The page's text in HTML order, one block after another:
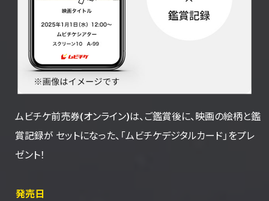
ムビチケ前売券(オンライン)は、ご鑑賞後に、映画の絵柄と鑑
賞記録が セットになった、「ムビチケデジタルカード」をプレ
ゼント！
発売日